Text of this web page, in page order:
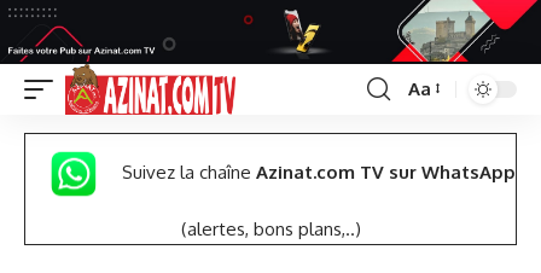
Font
Resizer
Aa
Suivez la chaîne Azinat.com TV sur WhatsApp
(alertes, bons plans,..)